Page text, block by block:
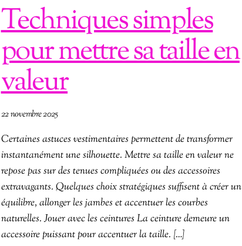
Techniques simples
pour mettre sa taille en
valeur
22 novembre 2025
Certaines astuces vestimentaires permettent de transformer
instantanément une silhouette. Mettre sa taille en valeur ne
repose pas sur des tenues compliquées ou des accessoires
extravagants. Quelques choix stratégiques suffisent à créer un
équilibre, allonger les jambes et accentuer les courbes
naturelles. Jouer avec les ceintures La ceinture demeure un
accessoire puissant pour accentuer la taille. […]